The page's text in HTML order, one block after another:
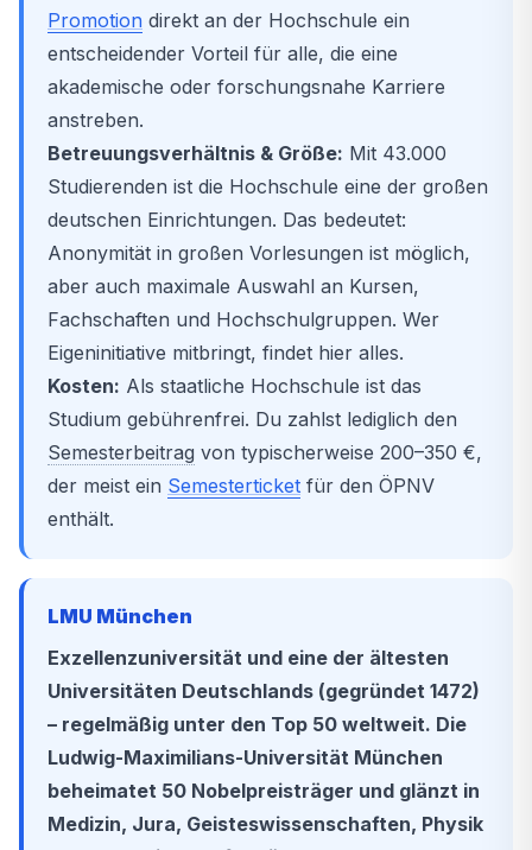
Promotion direkt an der Hochschule ein
entscheidender Vorteil für alle, die eine
akademische oder forschungsnahe Karriere
anstreben.
Betreuungsverhältnis & Größe: Mit 43.000
Studierenden ist die Hochschule eine der großen
deutschen Einrichtungen. Das bedeutet:
Anonymität in großen Vorlesungen ist möglich,
aber auch maximale Auswahl an Kursen,
Fachschaften und Hochschulgruppen. Wer
Eigeninitiative mitbringt, findet hier alles.
Kosten: Als staatliche Hochschule ist das
Studium gebührenfrei. Du zahlst lediglich den
Semesterbeitrag von typischerweise 200–350 €,
der meist ein Semesterticket für den ÖPNV
enthält.
LMU München
Exzellenzuniversität und eine der ältesten
Universitäten Deutschlands (gegründet 1472)
– regelmäßig unter den Top 50 weltweit. Die
Ludwig-Maximilians-Universität München
beheimatet 50 Nobelpreisträger und glänzt in
Medizin, Jura, Geisteswissenschaften, Physik